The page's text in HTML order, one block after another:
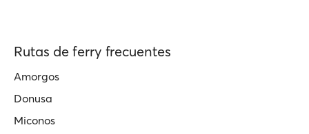
Rutas de ferry frecuentes
Amorgos
Donusa
Miconos